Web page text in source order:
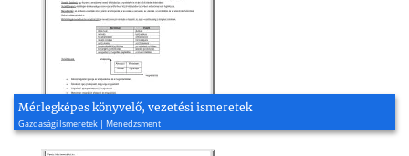
Mérlegképes könyvelő, vezetési ismeretek
Gazdasági Ismeretek | Menedzsment